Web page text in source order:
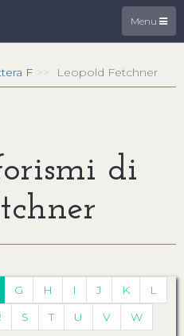
Menu
F Leopold Fetchner
di
G H I J K
L
S T U V
W